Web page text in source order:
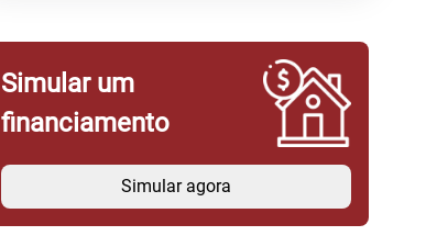
Simular um
financiamento
Simular agora